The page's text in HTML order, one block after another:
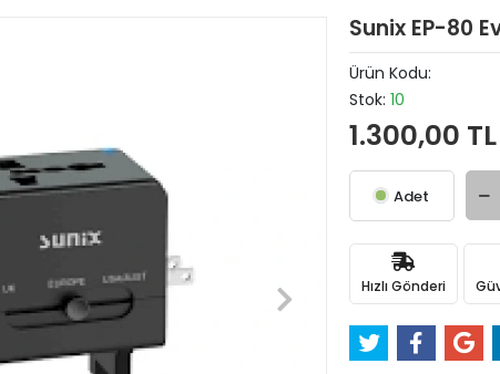
Sunix EP-80
Ürün Kodu:
Stok: 10
1.300,00 TL
Adet
Hızlı Gönderi